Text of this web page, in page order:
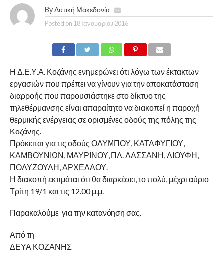
By Δυτική Μακεδονία
Posted on 18 Ιανουαρίου 2016
Η Δ.Ε.Υ.Α. Κοζάνης ενημερώνει ότι λόγω των έκτακτων
εργασιών που πρέπει να γίνουν για την αποκατάσταση
διαρροής που παρουσιάστηκε στο δίκτυο της
τηλεθέρμανσης είναι απαραίτητο να διακοπεί η παροχή
θερμικής ενέργειας σε ορισμένες οδούς της πόλης της
Κοζάνης.
Πρόκειται για τις οδούς ΟΛΥΜΠΟΥ, ΚΑΤΑΦΥΓΙΟΥ,
ΚΑΜΒΟΥΝΙΩΝ, ΜΑΥΡΙΝΟΥ, ΠΛ. ΛΑΣΣΑΝΗ, ΛΙΟΥΦΗ,
ΠΟΛΥΖΟΥΛΗ, ΑΡΧΕΛΑΟΥ.
Η διακοπή εκτιμάται ότι θα διαρκέσει, το πολύ, μέχρι αύριο
Τρίτη 19/1 και τις 12.00 μ.μ.
Παρακαλούμε για την κατανόηση σας.
Από τη
ΔΕΥΑ ΚΟΖΑΝΗΣ